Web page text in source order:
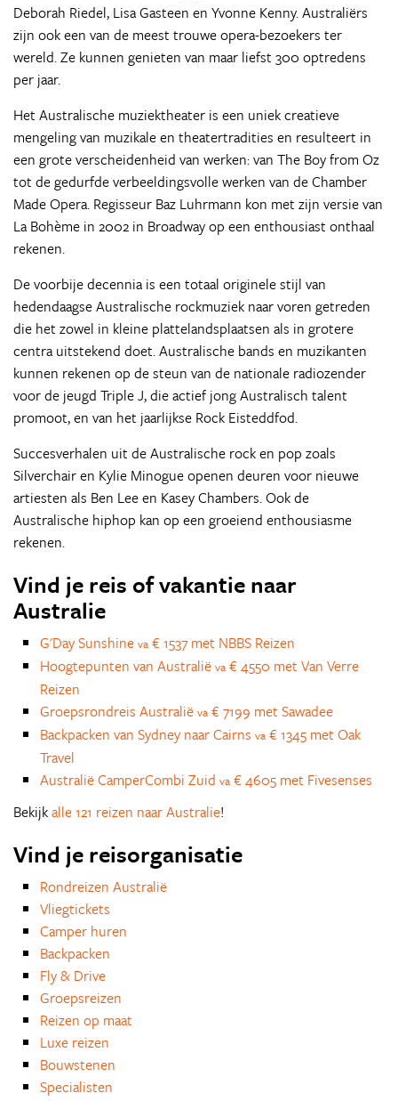
Deborah Riedel, Lisa Gasteen en Yvonne Kenny. Australiërs
zijn ook een van de meest trouwe opera-bezoekers ter
wereld. Ze kunnen genieten van maar liefst 300 optredens
per jaar.
Het Australische muziektheater is een uniek creatieve
mengeling van muzikale en theatertradities en resulteert in
een grote verscheidenheid van werken: van The Boy from Oz
tot de gedurfde verbeeldingsvolle werken van de Chamber
Made Opera. Regisseur Baz Luhrmann kon met zijn versie van
La Bohème in 2002 in Broadway op een enthousiast onthaal
rekenen.
De voorbije decennia is een totaal originele stijl van
hedendaagse Australische rockmuziek naar voren getreden
die het zowel in kleine plattelandsplaatsen als in grotere
centra uitstekend doet. Australische bands en muzikanten
kunnen rekenen op de steun van de nationale radiozender
voor de jeugd Triple J, die actief jong Australisch talent
promoot, en van het jaarlijkse Rock Eisteddfod.
Succesverhalen uit de Australische rock en pop zoals
Silverchair en Kylie Minogue openen deuren voor nieuwe
artiesten als Ben Lee en Kasey Chambers. Ook de
Australische hiphop kan op een groeiend enthousiasme
rekenen.
Vind je reis of vakantie naar
Australie
G'Day Sunshine va € 1537 met NBBS Reizen
Hoogtepunten van Australië va € 4550 met Van Verre
Reizen
Groepsrondreis Australië va € 7199 met Sawadee
Backpacken van Sydney naar Cairns va € 1345 met Oak
Travel
Australië CamperCombi Zuid va € 4605 met Fivesenses
Bekijkalle 121 reizen naar Australie!
Vind je reisorganisatie
Rondreizen Australië
Vliegtickets
Camper huren
Backpacken
Fly & Drive
Groepsreizen
Reizen op maat
Luxe reizen
Bouwstenen
Specialisten